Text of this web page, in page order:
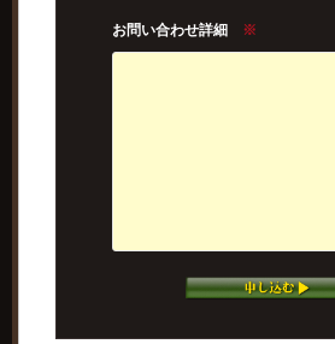
お問い合わせ詳細 ※